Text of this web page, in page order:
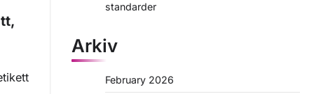
standarder
Arkiv
February 2026